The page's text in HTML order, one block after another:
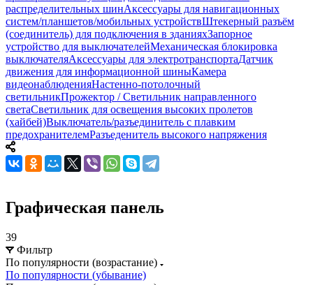
распределительных шинАксессуары для навигационных
систем/планшетов/мобильных устройствШтекерный разъём
(соединитель) для подключения в зданияхЗапорное
устройство для выключателейМеханическая блокировка
выключателяАксессуары для электротранспортаДатчик
движения для информационной шиныКамера
видеонаблюденияНастенно-потолочный
светильникПрожектор / Светильник направленного
светаСветильник для освещения высоких пролетов
(хайбей)Выключатель/разъединитель с плавким
предохранителемРазъеденитель высокого напряжения
Графическая панель
39
Фильтр
По популярности (возрастание)
По популярности (убывание)